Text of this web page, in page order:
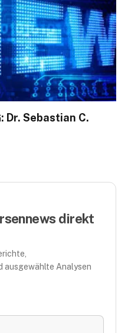
Dr. Sebastian C.
direkt
ausgewählte Analysen